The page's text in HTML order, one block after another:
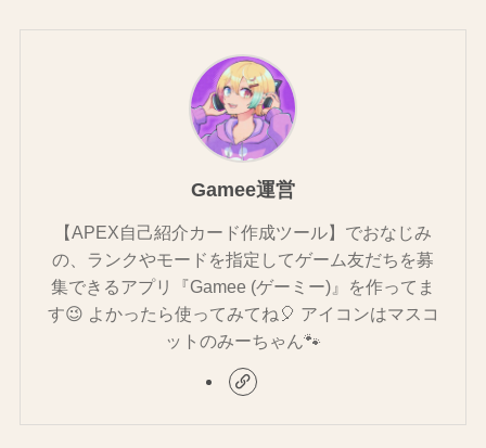
Gamee運営
【APEX自己紹介カード作成ツール】でおなじみ
の、ランクやモードを指定してゲーム友だちを募
集できるアプリ『Gamee (ゲーミー)』を作ってま
す😉 よかったら使ってみてね🎈 アイコンはマスコ
ットのみーちゃん🐾